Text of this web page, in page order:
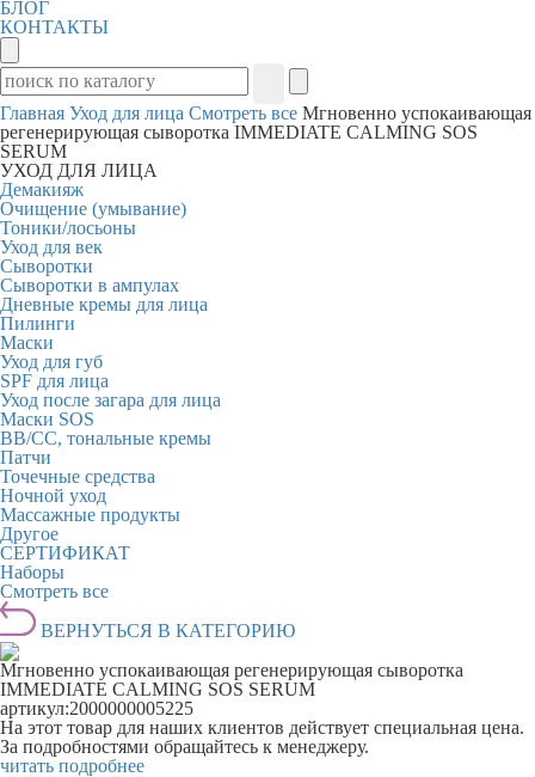
БЛОГ
КОНТАКТЫ
Главная Уход для лица Смотреть все Мгновенно успокаивающая
регенерирующая сыворотка IMMEDIATE CALMING SOS
SERUM
УХОД ДЛЯ ЛИЦА
Демакияж
Очищение (умывание)
Тоники/лосьоны
Уход для век
Сыворотки
Сыворотки в ампулах
Дневные кремы для лица
Пилинги
Маски
Уход для губ
SPF для лица
Уход после загара для лица
Маски SOS
BB/CC, тональные кремы
Патчи
Точечные средства
Ночной уход
Массажные продукты
Другое
СЕРТИФИКАТ
Наборы
Смотреть все
ВЕРНУТЬСЯ В КАТЕГОРИЮ
Мгновенно успокаивающая регенерирующая сыворотка
IMMEDIATE CALMING SOS SERUM
артикул:2000000005225
На этот товар для наших клиентов действует специальная цена.
За подробностями обращайтесь к менеджеру.
читать подробнее